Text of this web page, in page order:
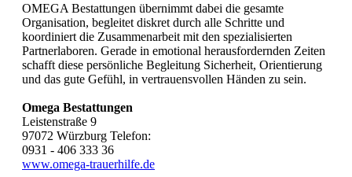
OMEGA Bestattungen übernimmt dabei die gesamte
Organisation, begleitet diskret durch alle Schritte und
koordiniert die Zusammenarbeit mit den spezialisierten
Partnerlaboren. Gerade in emotional herausfordernden Zeiten
schafft diese persönliche Begleitung Sicherheit, Orientierung
und das gute Gefühl, in vertrauensvollen Händen zu sein.
Omega Bestattungen
Leistenstraße 9
97072 Würzburg Telefon:
0931 - 406 333 36
www.omega-trauerhilfe.de